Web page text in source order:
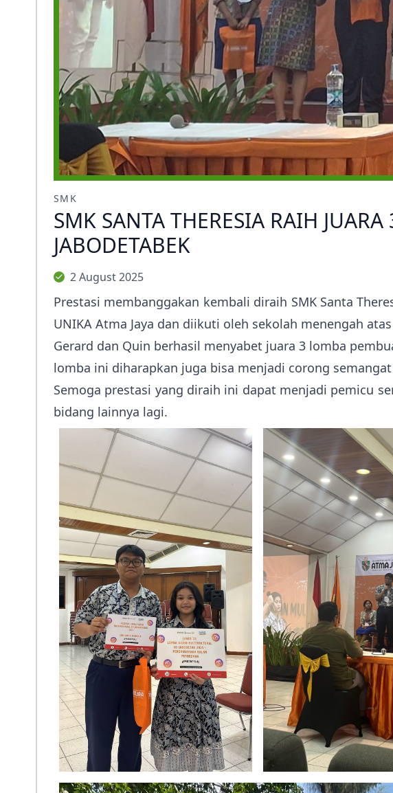
SMK
SMK SANTA THERESIA RAIH
JABODETABEK
2 August 2025
Prestasi membanggakan kembali diraih SMK Santa
UNIKA Atma Jaya dan diikuti oleh sekolah menengah atas
Gerard dan Quin berhasil menyabet juara 3 lomba
lomba ini diharapkan juga bisa menjadi corong
Semoga prestasi yang diraih ini dapat menjadi pemicu
bidang lainnya lagi.